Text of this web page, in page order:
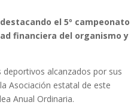
el 5º campeonato
financiera del organismo y
alcanzados por sus
Asociación estatal de este
Anual Ordinaria.